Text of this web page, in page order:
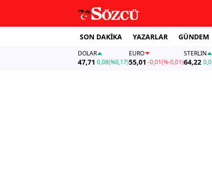
SON DAKİKA YAZARLAR GÜNDEM
DOLAR
47,71 0,08(%0,17)
EURO
55,01 -0,01(%-0,01)
STERLIN
64,22